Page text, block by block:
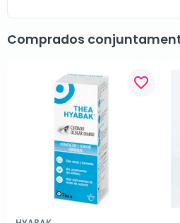
Comprados
favorite_border